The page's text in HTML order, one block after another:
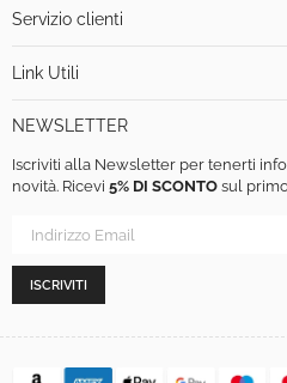
Servizio clienti
Link Utili
NEWSLETTER
Iscriviti alla Newsletter per tenerti
novità. Ricevi 5% DI SCONTO sul
ISCRIVITI